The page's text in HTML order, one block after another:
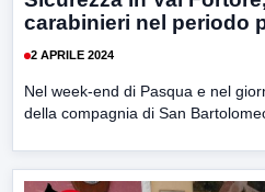
carabinieri nel periodo
2 APRILE 2024
Nel week-end di Pasqua e nel
della compagnia di San